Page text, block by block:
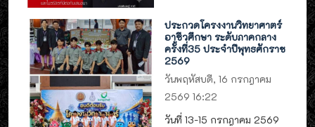
ประกวดโครงงานวิทยาศาตร์
อาชีวศึกษา ระดับภาคกลาง
ครั้งที่35 ประจำปีพุทธศักราช
2569
วันพฤหัสบดี, 16 กรกฎาคม
2569 16:22
วันที่ 13-15 กรกฎาคม 2569